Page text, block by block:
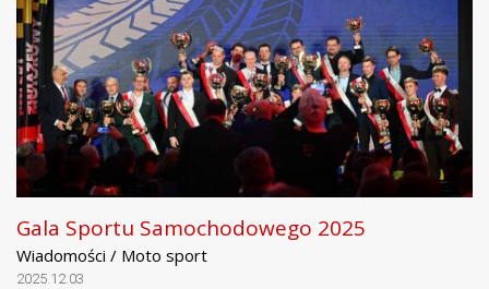
Gala Sportu Samochodowego 2025
Wiadomości / Moto sport
2025.12.03